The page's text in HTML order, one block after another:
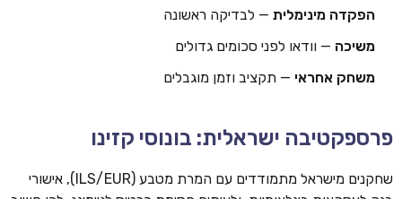
הפקדה מינימלית — לבדיקה ראשונה
משיכה — וודאו לפני סכומים גדולים
משחק אחראי — תקציב וזמן מוגבלים
פרספקטיבה ישראלית: בונוסי קזינו
שחקנים מישראל מתמודדים עם המרת מטבע (ILS/EUR), אישורי